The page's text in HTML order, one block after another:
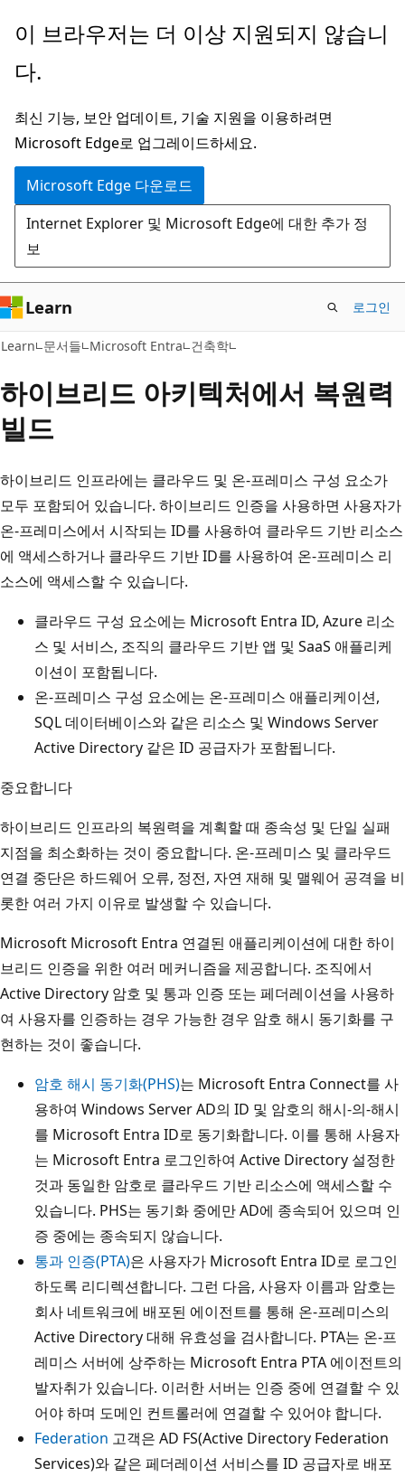
주
콘
츠
로
건
너
뛰
기
이 브라우저는 더 이상 지원되지 않습니
다.
최신 기능, 보안 업데이트, 기술 지원을 이용하려면
Microsoft Edge로 업그레이드하세요.
Microsoft Edge 다운로드
Internet Explorer 및 Microsoft Edge에 대한 추가 정
보
Learn 로그인
Learn 문서들 Microsoft Entra 건축학
하이브리드 아키텍처에서 복원력
빌드
하이브리드 인프라에는 클라우드 및 온-프레미스 구성 요소가
모두 포함되어 있습니다. 하이브리드 인증을 사용하면 사용자가
온-프레미스에서 시작되는 ID를 사용하여 클라우드 기반 리소스
에 액세스하거나 클라우드 기반 ID를 사용하여 온-프레미스 리
소스에 액세스할 수 있습니다.
클라우드 구성 요소에는 Microsoft Entra ID, Azure 리소
스 및 서비스, 조직의 클라우드 기반 앱 및 SaaS 애플리케
이션이 포함됩니다.
온-프레미스 구성 요소에는 온-프레미스 애플리케이션,
SQL 데이터베이스와 같은 리소스 및 Windows Server
Active Directory 같은 ID 공급자가 포함됩니다.
중요합니다
하이브리드 인프라의 복원력을 계획할 때 종속성 및 단일 실패
지점을 최소화하는 것이 중요합니다. 온-프레미스 및 클라우드
연결 중단은 하드웨어 오류, 정전, 자연 재해 및 맬웨어 공격을 비
롯한 여러 가지 이유로 발생할 수 있습니다.
Microsoft Microsoft Entra 연결된 애플리케이션에 대한 하이
브리드 인증을 위한 여러 메커니즘을 제공합니다. 조직에서
Active Directory 암호 및 통과 인증 또는 페더레이션을 사용하
여 사용자를 인증하는 경우 가능한 경우 암호 해시 동기화를 구
현하는 것이 좋습니다.
암호 해시 동기화(PHS)는 Microsoft Entra Connect를 사
용하여 Windows Server AD의 ID 및 암호의 해시-의-해시
를 Microsoft Entra ID로 동기화합니다. 이를 통해 사용자
는 Microsoft Entra 로그인하여 Active Directory 설정한
것과 동일한 암호로 클라우드 기반 리소스에 액세스할 수
있습니다. PHS는 동기화 중에만 AD에 종속되어 있으며 인
증 중에는 종속되지 않습니다.
통과 인증(PTA)은 사용자가 Microsoft Entra ID로 로그인
하도록 리디렉션합니다. 그런 다음, 사용자 이름과 암호는
회사 네트워크에 배포된 에이전트를 통해 온-프레미스의
Active Directory 대해 유효성을 검사합니다. PTA는 온-프
레미스 서버에 상주하는 Microsoft Entra PTA 에이전트의
발자취가 있습니다. 이러한 서버는 인증 중에 연결할 수 있
어야 하며 도메인 컨트롤러에 연결할 수 있어야 합니다.
Federation 고객은 AD FS(Active Directory Federation
Services)와 같은 페더레이션 서비스를 ID 공급자로 배포